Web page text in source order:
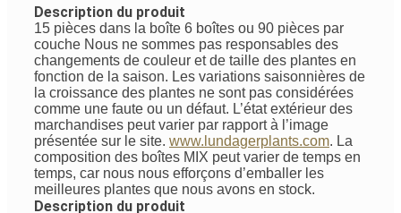
Description du produit
15 pièces dans la boîte 6 boîtes ou 90 pièces par
couche Nous ne sommes pas responsables des
changements de couleur et de taille des plantes en
fonction de la saison. Les variations saisonnières de
la croissance des plantes ne sont pas considérées
comme une faute ou un défaut. L’état extérieur des
marchandises peut varier par rapport à l’image
présentée sur le site. www.lundagerplants.com. La
composition des boîtes MIX peut varier de temps en
temps, car nous nous efforçons d’emballer les
meilleures plantes que nous avons en stock.
Description du produit